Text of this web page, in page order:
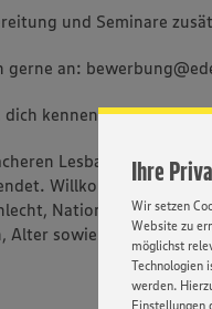
Ihre
Wir setzen
Website zu
möglichst
Technologien
werden.
Einstellungen
und Seminare
gerne an:
kennenzulernen!
Lesbarkeit wird im
Willkommen sind
Nationalität,
Alter sowie sexueller